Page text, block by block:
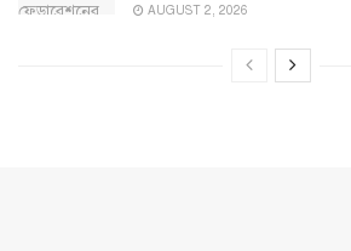
AUGUST 2, 2026